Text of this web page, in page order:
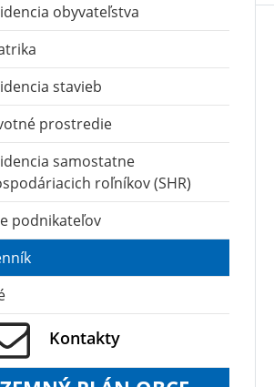
obyvateľstva
stavieb
prostredie
samostatne
roľníkov (SHR)
podnikateľov
Kontakty